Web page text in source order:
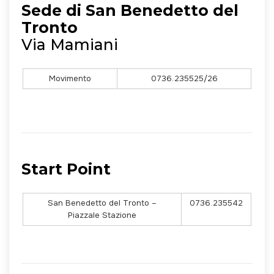
Sede di San Benedetto del
Tronto
Via Mamiani
Movimento 0736.235525/26
Start Point
San Benedetto del Tronto –
Piazzale Stazione
0736.235542